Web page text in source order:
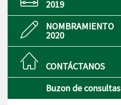
2019
NOMBRAMIENTO
2020
CONTÁCTANOS
Buzon de consultas